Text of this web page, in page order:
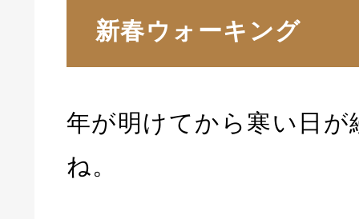
新春ウォーキング
年が明けてから寒い日が
ね。